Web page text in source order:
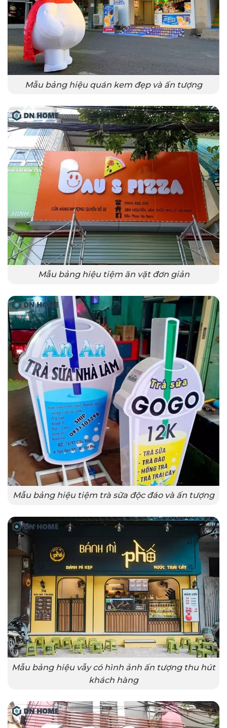
Mẫu bảng hiệu quán kem đẹp và ấn tượng
Mẫu bảng hiệu tiệm ăn vặt đơn giản
Mẫu bảng hiệu tiệm trà sữa độc đáo và ấn tượng
Mẫu bảng hiệu vẫy có hình ảnh ấn tượng thu hút
khách hàng